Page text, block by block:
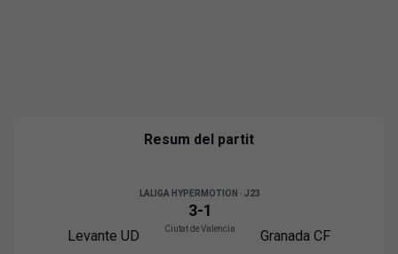
Resum del partit
Levante UD
LALIGA HYPERMOTION · J23
3-1
Ciutat de Valencia Granada CF